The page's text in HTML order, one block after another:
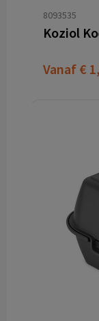
8093535
Vanaf €